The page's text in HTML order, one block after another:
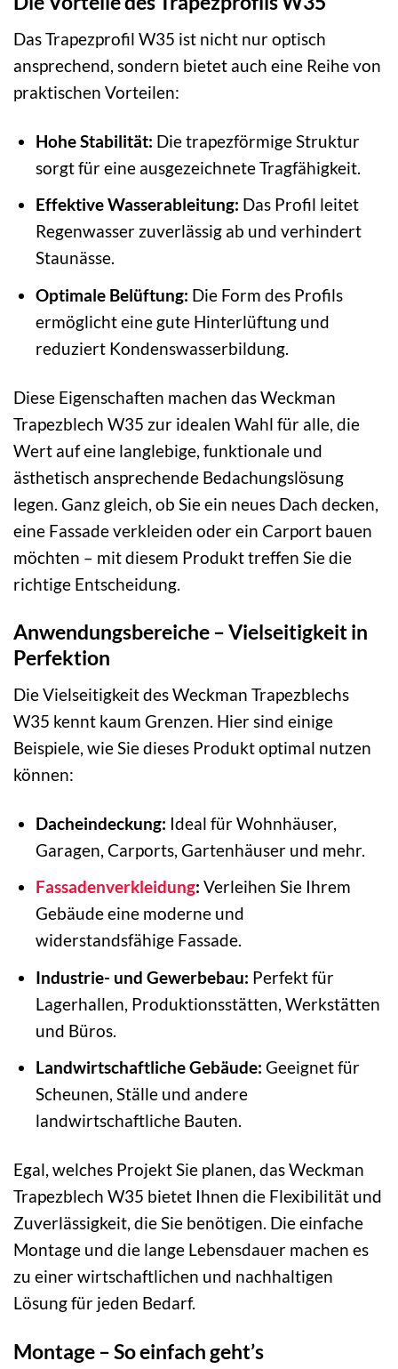
Das Trapezprofil W35 ist nicht nur optisch
ansprechend, sondern bietet auch eine Reihe von
praktischen Vorteilen:
Hohe Stabilität: Die trapezförmige Struktur
sorgt für eine ausgezeichnete Tragfähigkeit.
Effektive Wasserableitung: Das Profil leitet
Regenwasser zuverlässig ab und verhindert
Staunässe.
Optimale Belüftung: Die Form des Profils
ermöglicht eine gute Hinterlüftung und
reduziert Kondenswasserbildung.
Diese Eigenschaften machen das Weckman
Trapezblech W35 zur idealen Wahl für alle, die
Wert auf eine langlebige, funktionale und
ästhetisch ansprechende Bedachungslösung
legen. Ganz gleich, ob Sie ein neues Dach decken,
eine Fassade verkleiden oder ein Carport bauen
möchten – mit diesem Produkt treffen Sie die
richtige Entscheidung.
Anwendungsbereiche – Vielseitigkeit in
Perfektion
Die Vielseitigkeit des Weckman Trapezblechs
W35 kennt kaum Grenzen. Hier sind einige
Beispiele, wie Sie dieses Produkt optimal nutzen
können:
Dacheindeckung: Ideal für Wohnhäuser,
Garagen, Carports, Gartenhäuser und mehr.
Fassadenverkleidung: Verleihen Sie Ihrem
Gebäude eine moderne und
widerstandsfähige Fassade.
Industrie- und Gewerbebau: Perfekt für
Lagerhallen, Produktionsstätten, Werkstätten
und Büros.
Landwirtschaftliche Gebäude: Geeignet für
Scheunen, Ställe und andere
landwirtschaftliche Bauten.
Egal, welches Projekt Sie planen, das Weckman
Trapezblech W35 bietet Ihnen die Flexibilität und
Zuverlässigkeit, die Sie benötigen. Die einfache
Montage und die lange Lebensdauer machen es
zu einer wirtschaftlichen und nachhaltigen
Lösung für jeden Bedarf.
Montage – So einfach geht’s